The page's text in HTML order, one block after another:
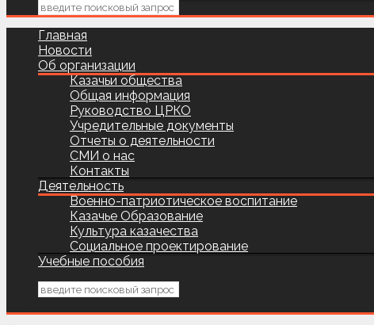
Главная
Новости
Об организации
Казачьи общества
Общая информация
Руководство ЦРКО
Учредительные документы
Отчеты о деятельности
СМИ о нас
Контакты
Деятельность
Военно-патриотическое воспитание
Казачье Образование
Культура казачества
Социальное проектирование
Учебные пособия